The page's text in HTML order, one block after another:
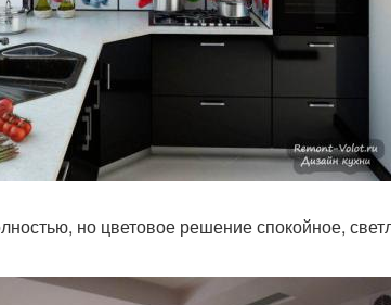
но цветовое решение спокойное,